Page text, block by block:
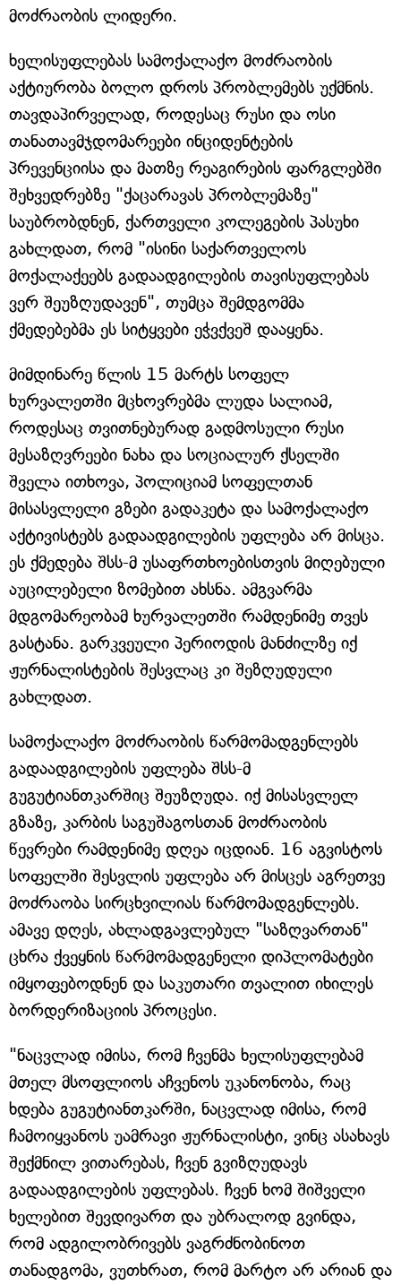
მოძრაობის ლიდერი.
ხელისუფლებას სამოქალაქო მოძრაობის
აქტიურობა ბოლო დროს პრობლემებს უქმნის.
თავდაპირველად, როდესაც რუსი და ოსი
თანათავმჯდომარეები ინციდენტების
პრევენციისა და მათზე რეაგირების ფარგლებში
შეხვედრებზე "ქაცარავას პრობლემაზე"
საუბრობდნენ, ქართველი კოლეგების პასუხი
გახლდათ, რომ "ისინი საქართველოს
მოქალაქეებს გადაადგილების თავისუფლებას
ვერ შეუზღუდავენ", თუმცა შემდგომმა
ქმედებებმა ეს სიტყვები ეჭვქვეშ დააყენა.
მიმდინარე წლის 15 მარტს სოფელ
ხურვალეთში მცხოვრებმა ლუდა სალიამ,
როდესაც თვითნებურად გადმოსული რუსი
მესაზღვრეები ნახა და სოციალურ ქსელში
შველა ითხოვა, პოლიციამ სოფელთან
მისასვლელი გზები გადაკეტა და სამოქალაქო
აქტივისტებს გადაადგილების უფლება არ მისცა.
ეს ქმედება შსს-მ უსაფრთხოებისთვის მიღებული
აუცილებელი ზომებით ახსნა. ამგვარმა
მდგომარეობამ ხურვალეთში რამდენიმე თვეს
გასტანა. გარკვეული პერიოდის მანძილზე იქ
ჟურნალისტების შესვლაც კი შეზღუდული
გახლდათ.
სამოქალაქო მოძრაობის წარმომადგენლებს
გადაადგილების უფლება შსს-მ
გუგუტიანთკარშიც შეუზღუდა. იქ მისასვლელ
გზაზე, კარბის საგუშაგოსთან მოძრაობის
წევრები რამდენიმე დღეა იცდიან. 16 აგვისტოს
სოფელში შესვლის უფლება არ მისცეს აგრეთვე
მოძრაობა სირცხვილიას წარმომადგენლებს.
ამავე დღეს, ახლადგავლებულ "საზღვართან"
ცხრა ქვეყნის წარმომადგენელი დიპლომატები
იმყოფებოდნენ და საკუთარი თვალით იხილეს
ბორდერიზაციის პროცესი.
"ნაცვლად იმისა, რომ ჩვენმა ხელისუფლებამ
მთელ მსოფლიოს აჩვენოს უკანონობა, რაც
ხდება გუგუტიანთკარში, ნაცვლად იმისა, რომ
ჩამოიყვანოს უამრავი ჟურნალისტი, ვინც ასახავს
შექმნილ ვითარებას, ჩვენ გვიზღუდავს
გადაადგილების უფლებას. ჩვენ ხომ შიშველი
ხელებით შევდივართ და უბრალოდ გვინდა,
რომ ადგილობრივებს ვაგრძნობინოთ
თანადგომა, ვუთხრათ, რომ მარტო არ არიან და